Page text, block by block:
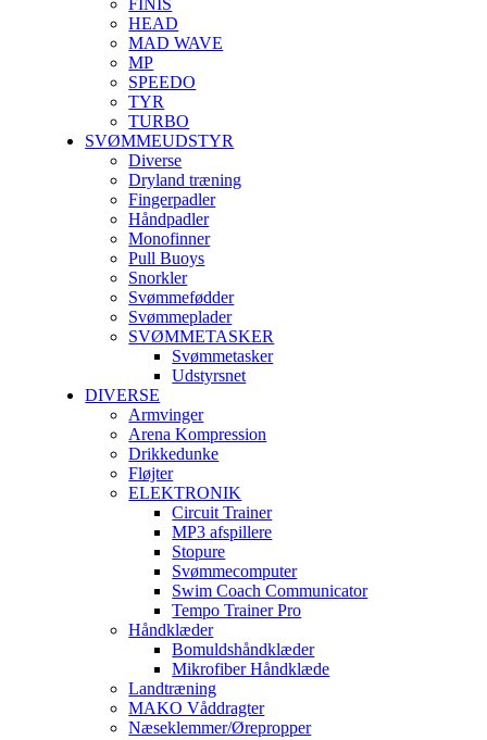
FINIS
HEAD
MAD WAVE
MP
SPEEDO
TYR
TURBO
SVØMMEUDSTYR
Diverse
Dryland træning
Fingerpadler
Håndpadler
Monofinner
Pull Buoys
Snorkler
Svømmefødder
Svømmeplader
SVØMMETASKER
Svømmetasker
Udstyrsnet
DIVERSE
Armvinger
Arena Kompression
Drikkedunke
Fløjter
ELEKTRONIK
Circuit Trainer
MP3 afspillere
Stopure
Svømmecomputer
Swim Coach Communicator
Tempo Trainer Pro
Håndklæder
Bomuldshåndklæder
Mikrofiber Håndklæde
Landtræning
MAKO Våddragter
Næseklemmer/Ørepropper